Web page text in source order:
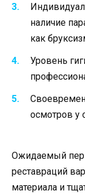
наличие
как
Уровень
осмотров у
Ожидаемый
реставраций
материала и